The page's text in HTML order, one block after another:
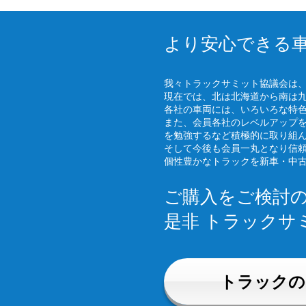
より安心できる
我々トラックサミット協議会は
現在では、北は北海道から南は
各社の車両には、いろいろな特
また、会員各社のレベルアップ
を勉強するなど積極的に取り組
そして今後も会員一丸となり信
個性豊かなトラックを新車・中
ご購入をご検討
是非 トラックサ
トラック